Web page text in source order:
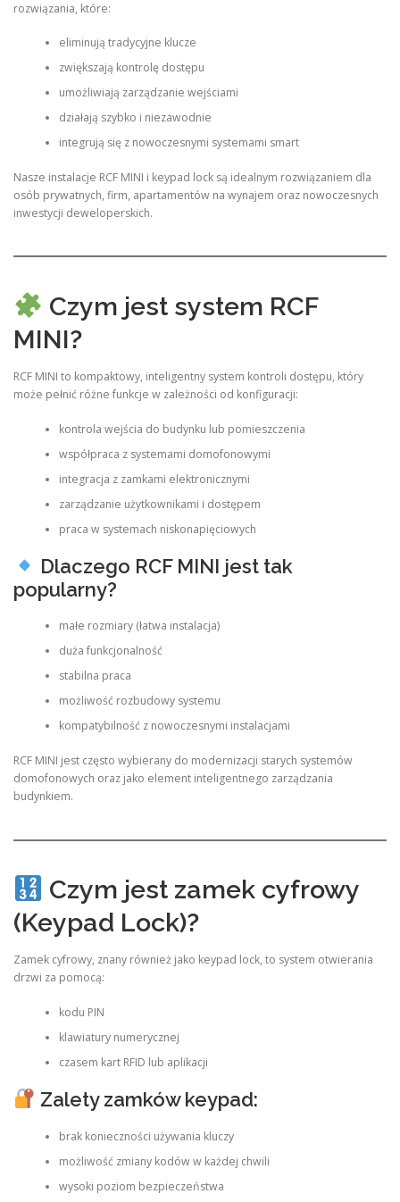
rozwiązania, które:
eliminują tradycyjne klucze
zwiększają kontrolę dostępu
umożliwiają zarządzanie wejściami
działają szybko i niezawodnie
integrują się z nowoczesnymi systemami smart
Nasze instalacje RCF MINI i keypad lock są idealnym rozwiązaniem dla
osób prywatnych, firm, apartamentów na wynajem oraz nowoczesnych
inwestycji deweloperskich.
Czym jest system RCF
MINI?
RCF MINI to kompaktowy, inteligentny system kontroli dostępu, który
może pełnić różne funkcje w zależności od konfiguracji:
kontrola wejścia do budynku lub pomieszczenia
współpraca z systemami domofonowymi
integracja z zamkami elektronicznymi
zarządzanie użytkownikami i dostępem
praca w systemach niskonapięciowych
Dlaczego RCF MINI jest tak
popularny?
małe rozmiary (łatwa instalacja)
duża funkcjonalność
stabilna praca
możliwość rozbudowy systemu
kompatybilność z nowoczesnymi instalacjami
RCF MINI jest często wybierany do modernizacji starych systemów
domofonowych oraz jako element inteligentnego zarządzania
budynkiem.
Czym jest zamek cyfrowy
(Keypad Lock)?
Zamek cyfrowy, znany również jako keypad lock, to system otwierania
drzwi za pomocą:
kodu PIN
klawiatury numerycznej
czasem kart RFID lub aplikacji
Zalety zamków keypad:
brak konieczności używania kluczy
możliwość zmiany kodów w każdej chwili
wysoki poziom bezpieczeństwa